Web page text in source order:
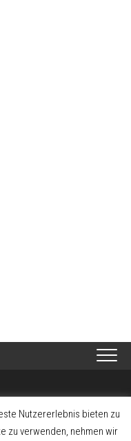
zum Erhalt und
Fahrzeuggeschichte
Nutzererlebnis bieten zu
zu verwenden, nehmen wir